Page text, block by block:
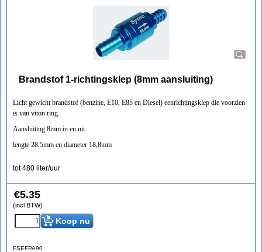
Brandstof 1-richtingsklep (8mm aansluiting)
Licht gewicht brandstof (benzine, E10, E85 en Diesel) eenrichtingsklep die voorzien
is van viton ring.
Aansluiting 8mm in en uit.
lengte 28,5mm en diameter 18,8mm
tot 480 liter/uur
€5.35
(incl BTW)
Koop nu
FSEFPA90